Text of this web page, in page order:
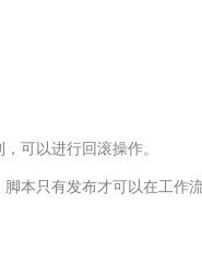
可以进行回滚操作。
只有发布才可以在工作流